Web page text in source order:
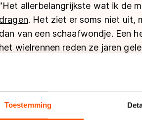
Toestemming
"Het allerbelangrijkste wat ik de
dragen. Het ziet er soms niet uit,
dan van een schaafwondje. Een
het wielrennen reden ze jaren
vanzelfsprekend zijn helm op
moeten zijn, al lijkt het er vaak